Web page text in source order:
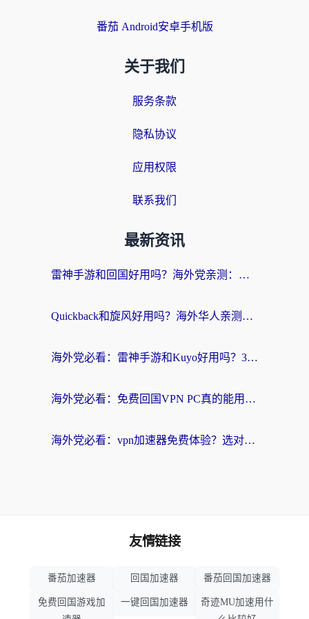
番茄 Android安卓手机版
关于我们
服务条款
隐私协议
应用权限
联系我们
最新资讯
雷神手游和回国好用吗？海外党亲测：选对加速器才能无缝刷剧打游戏
Quickback和旋风好用吗？海外华人亲测：选对回国加速器才能无缝看央视5
海外党必看：雷神手游和Kuyo好用吗？3款回国加速器实测+避坑指南
海外党必看：免费回国VPN PC真的能用？附国内高速VPN选择全攻略
海外党必看：vpn加速器免费体验？选对回国加速器才能无缝刷国内剧玩国服
友情链接
番茄加速器 回国加速器 番茄回国加速器
免费回国游戏加
一键回国加速器
奇迹MU加速用什